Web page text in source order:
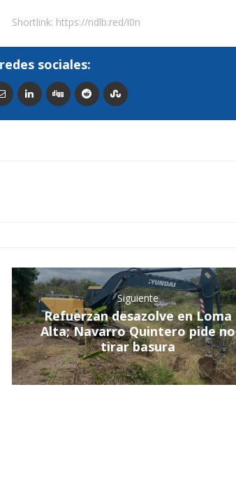
Shortlink: https://ndlb.red/i0n
sociales:
Siguiente
Refuerzan desazolve en Loma
Alta; Navarro Quintero pide no
tirar basura